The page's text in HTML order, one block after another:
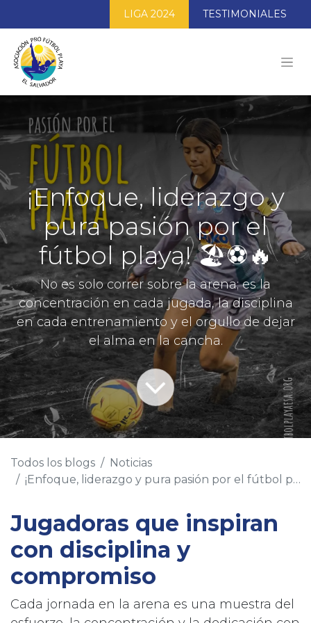
LIGA 2024 TESTIMONIALES
¡Enfoque, liderazgo y
pura pasión por el
fútbol playa! 🏖️⚽️🔥
No es solo correr sobre la arena; es la
concentración en cada jugada, la disciplina
en cada entrenamiento y el orgullo de dejar
el alma en la cancha.
Todos los blogs
Noticias
¡Enfoque, liderazgo y pura pasión por el fútbol playa! 🏖️⚽️🔥
Jugadoras que inspiran
con disciplina y
compromiso
Cada jornada en la arena es una muestra del